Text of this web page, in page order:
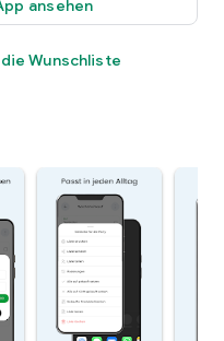
ansehen
Wunschliste